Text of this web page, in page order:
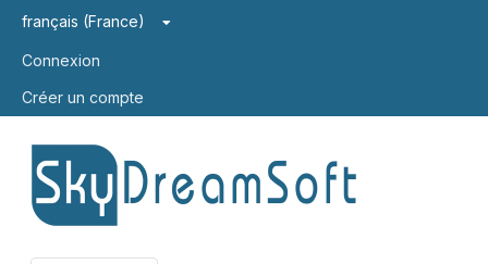
français (France)
Connexion
Créer un compte